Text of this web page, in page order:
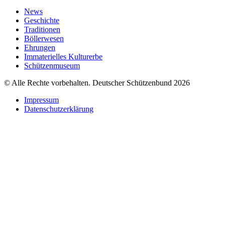
News
Geschichte
Traditionen
Böllerwesen
Ehrungen
Immaterielles Kulturerbe
Schützenmuseum
© Alle Rechte vorbehalten. Deutscher Schützenbund 2026
Impressum
Datenschutzerklärung